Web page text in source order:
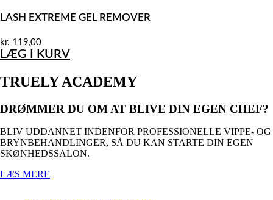
LASH EXTREME GEL REMOVER
kr. 119,00
LÆG I KURV
TRUELY ACADEMY
DRØMMER DU OM AT BLIVE DIN EGEN CHEF?
BLIV UDDANNET INDENFOR PROFESSIONELLE VIPPE- OG
BRYNBEHANDLINGER, SÅ DU KAN STARTE DIN EGEN
SKØNHEDSSALON.
LÆS MERE